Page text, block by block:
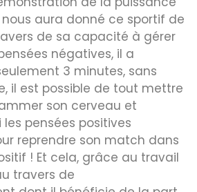
aura donné ce sportif de
de sa capacité à gérer
négatives, il a
3 minutes, sans
il est possible de tout mettre
son cerveau et
pensées positives
reprendre son match dans
! Et cela, grâce au travail
travers de